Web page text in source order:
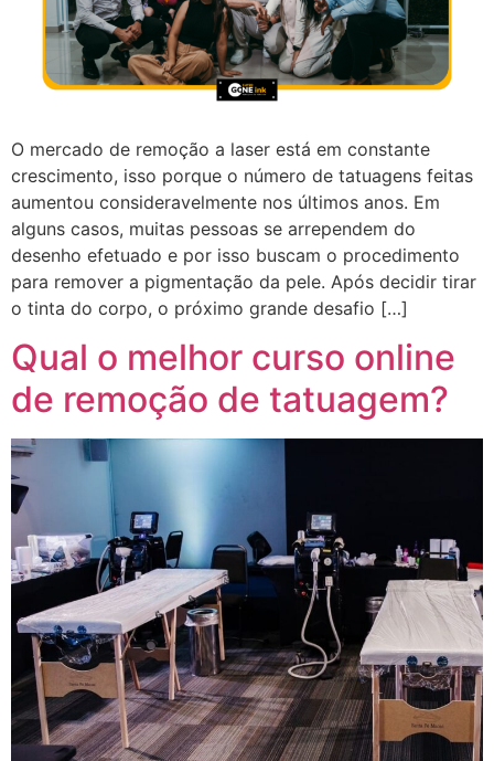
O mercado de remoção a laser está em constante
crescimento, isso porque o número de tatuagens feitas
aumentou consideravelmente nos últimos anos. Em
alguns casos, muitas pessoas se arrependem do
desenho efetuado e por isso buscam o procedimento
para remover a pigmentação da pele. Após decidir tirar
o tinta do corpo, o próximo grande desafio […]
Qual o melhor curso online
de remoção de tatuagem?